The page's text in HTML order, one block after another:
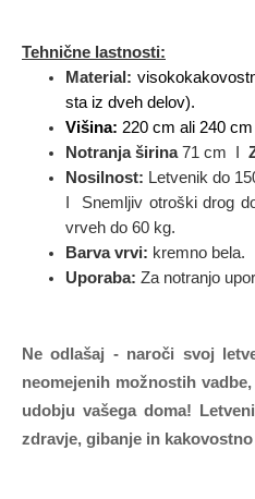
Tehnične lastnosti:
Material :
sta iz dveh delov).
Višina: 220 cm ali 240
Notranjaširina71 cm I
Nosilnost: Letvenik do
I Snemljiv otroški drog
vrveh do 60 kg.
Barva vrvi: kremno bela.
Uporaba: Za notranjo
Ne odlašaj - naroči svoj
neomejenih možnostih
udobju vašega doma!
zdravje, gibanje in